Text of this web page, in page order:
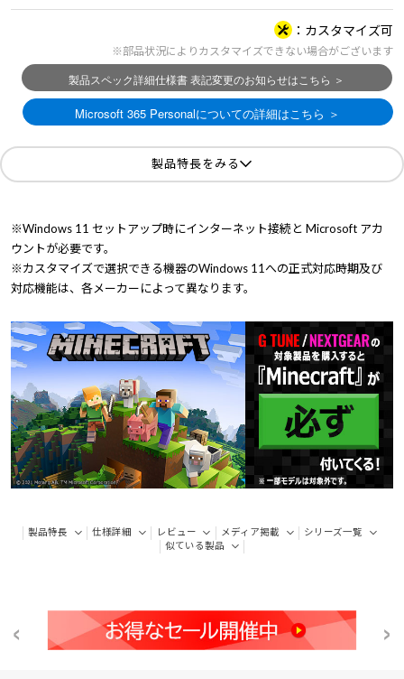
カスタマイズ可
※部品状況によりカスタマイズできない場合がございます
製品特長をみる
※Windows 11 セットアップ時にインターネット接続と Microsoft アカ
ウントが必要です。
※カスタマイズで選択できる機器のWindows 11への正式対応時期及び
対応機能は、各メーカーによって異なります。
製品特長 仕様詳細 レビュー メディア掲載
シリーズ一覧
似ている製品